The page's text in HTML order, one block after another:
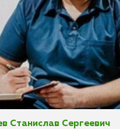
Станислав Сергеевич